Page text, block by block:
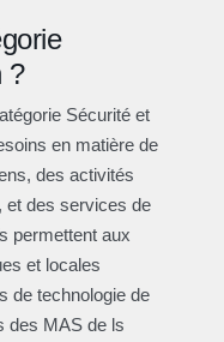
?
Sécurité et
en matière de
des activités
et des services de
permettent aux
et locales
de technologie de
des MAS de ls